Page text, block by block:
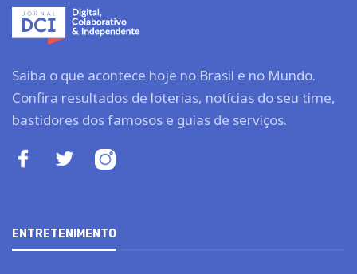
Saiba o que acontece hoje no Brasil e no Mundo.
Confira resultados de loterias, notícias do seu time,
bastidores dos famosos e guias de serviços.
ENTRETENIMENTO